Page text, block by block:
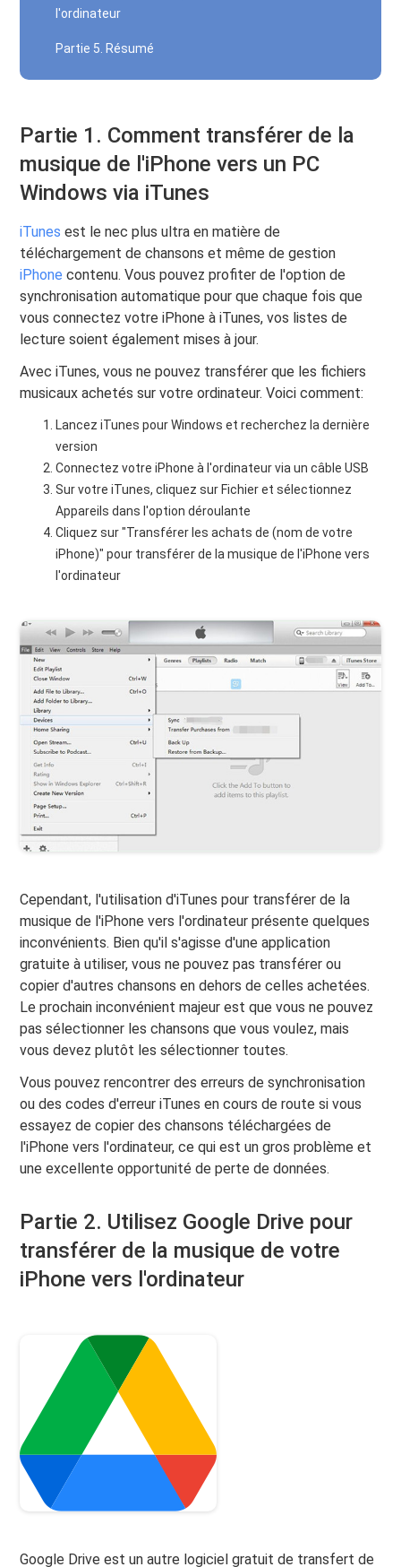
l'ordinateur
Partie 5. Résumé
Partie 1. Comment transférer de la
musique de l'iPhone vers un PC
Windows via iTunes
iTunes est le nec plus ultra en matière de
téléchargement de chansons et même de gestion
iPhone contenu. Vous pouvez profiter de l'option de
synchronisation automatique pour que chaque fois que
vous connectez votre iPhone à iTunes, vos listes de
lecture soient également mises à jour.
Avec iTunes, vous ne pouvez transférer que les fichiers
musicaux achetés sur votre ordinateur. Voici comment:
Lancez iTunes pour Windows et recherchez la dernière
version
Connectez votre iPhone à l'ordinateur via un câble USB
Sur votre iTunes, cliquez sur Fichier et sélectionnez
Appareils dans l'option déroulante
Cliquez sur "Transférer les achats de (nom de votre
iPhone)" pour transférer de la musique de l'iPhone vers
l'ordinateur
Cependant, l'utilisation d'iTunes pour transférer de la
musique de l'iPhone vers l'ordinateur présente quelques
inconvénients. Bien qu'il s'agisse d'une application
gratuite à utiliser, vous ne pouvez pas transférer ou
copier d'autres chansons en dehors de celles achetées.
Le prochain inconvénient majeur est que vous ne pouvez
pas sélectionner les chansons que vous voulez, mais
vous devez plutôt les sélectionner toutes.
Vous pouvez rencontrer des erreurs de synchronisation
ou des codes d'erreur iTunes en cours de route si vous
essayez de copier des chansons téléchargées de
l'iPhone vers l'ordinateur, ce qui est un gros problème et
une excellente opportunité de perte de données.
Partie 2. Utilisez Google Drive pour
transférer de la musique de votre
iPhone vers l'ordinateur
Google Drive est un autre logiciel gratuit de transfert de